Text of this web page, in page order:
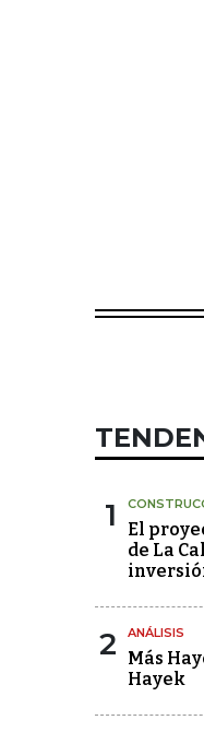
1
El
de La
2 ANÁLISIS
Más
Hayek